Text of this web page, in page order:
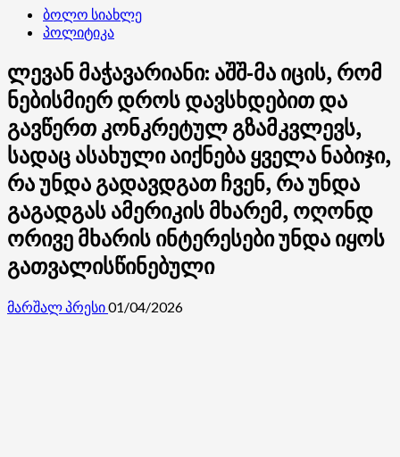
ბოლო სიახლე
პოლიტიკა
ლევან მაჭავარიანი: აშშ-მა იცის, რომ
ნებისმიერ დროს დავსხდებით და
გავწერთ კონკრეტულ გზამკვლევს,
სადაც ასახული აიქნება ყველა ნაბიჯი,
რა უნდა გადავდგათ ჩვენ, რა უნდა
გაგადგას ამერიკის მხარემ, ოღონდ
ორივე მხარის ინტერესები უნდა იყოს
გათვალისწინებული
მარშალ პრესი01/04/2026